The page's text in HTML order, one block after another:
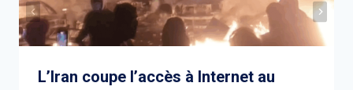
L’Iran coupe l’accès à Internet au